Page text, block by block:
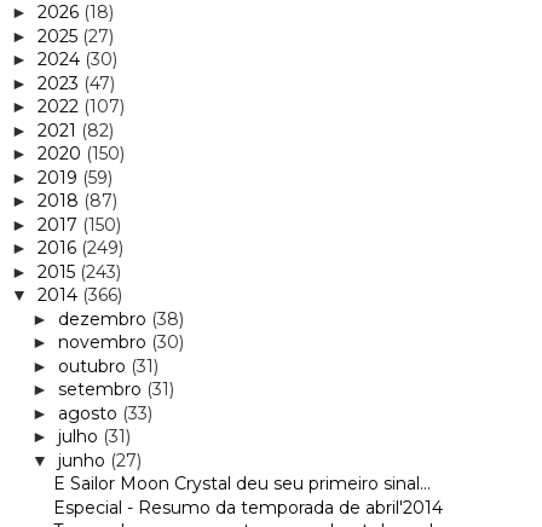
► 2026 (18)
► 2025 (27)
► 2024 (30)
► 2023 (47)
► 2022 (107)
► 2021 (82)
► 2020 (150)
► 2019 (59)
► 2018 (87)
► 2017 (150)
► 2016 (249)
► 2015 (243)
▼ 2014 (366)
► dezembro (38)
► novembro (30)
► outubro (31)
► setembro (31)
► agosto (33)
► julho (31)
▼ junho (27)
E Sailor Moon Crystal deu seu primeiro sinal...
Especial - Resumo da temporada de abril'2014